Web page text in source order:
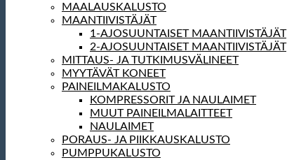
MAALAUSKALUSTO
MAANTIIVISTÄJÄT
1-AJOSUUNTAISET MAANTIIVISTÄJÄT
2-AJOSUUNTAISET MAANTIIVISTÄJÄT
MITTAUS- JA TUTKIMUSVÄLINEET
MYYTÄVÄT KONEET
PAINEILMAKALUSTO
KOMPRESSORIT JA NAULAIMET
MUUT PAINEILMALAITTEET
NAULAIMET
PORAUS- JA PIIKKAUSKALUSTO
PUMPPUKALUSTO